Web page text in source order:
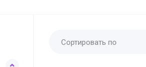
Сортировать по